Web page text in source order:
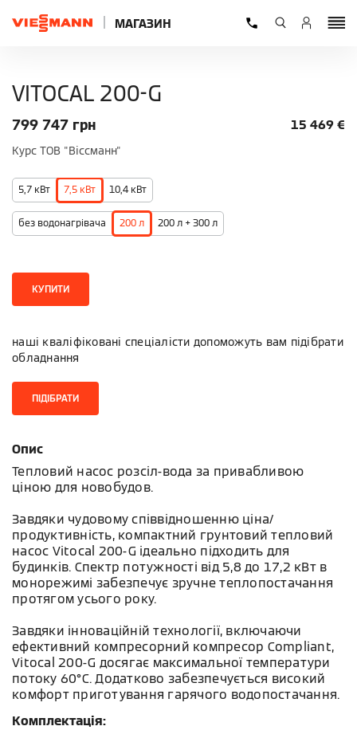
МАГАЗИН
VITOCAL 200-G
799 747 грн 15 469 €
Курс ТОВ "Віссманн"
5,7 кВт 7,5 кВт 10,4 кВт
без водонагрівача 200 л 200 л + 300 л
КУПИТИ
наші кваліфіковані спеціалісти допоможуть вам підібрати
обладнання
ПІДІБРАТИ
Опис
Тепловий насос розсіл-вода за привабливою
ціною для новобудов.
Завдяки чудовому співвідношенню ціна/
продуктивність, компактний грунтовий тепловий
насос Vitocal 200-G ідеально підходить для
будинків. Спектр потужності від 5,8 до 17,2 кВт в
монорежимі забезпечує зручне теплопостачання
протягом усього року.
Завдяки інноваційній технології, включаючи
ефективний компресорний компресор Compliant,
Vitocal 200-G досягає максимальної температури
потоку 60°C. Додатково забезпечується високий
комфорт приготування гарячого водопостачання.
Комплектація: